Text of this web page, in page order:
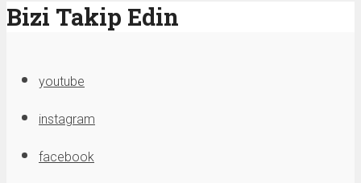
Bizi Takip Edin
youtube
instagram
facebook